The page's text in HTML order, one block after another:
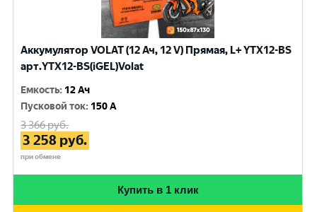
Аккумулятор VOLAT (12 Ач, 12 V) Прямая, L+ YTX12-BS
арт.YTX12-BS(iGEL)Volat
Емкость: 12 Ач
Пусковой ток: 150 A
3 366руб.
3 258 руб.
при обмене
Купить в 1 клик